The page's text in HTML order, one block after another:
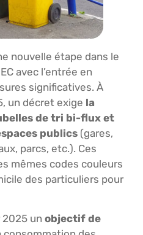
nouvelle étape dans le
avec l’entrée en
significatives. À
un décret exige la
de tri bi-flux et
publics (gares,
parcs, etc.). Ces
mêmes codes couleurs
des particuliers pour
2025 un objectif de